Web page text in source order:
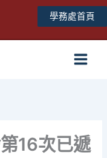
學務處首頁
16次已遞